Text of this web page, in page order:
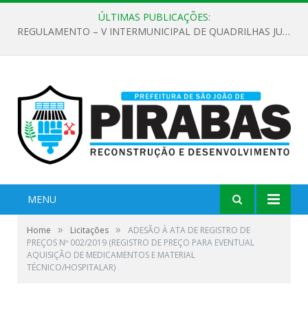
ÚLTIMAS PUBLICAÇÕES:
REGULAMENTO – V INTERMUNICIPAL DE QUADRILHAS JUNINAS 2026
MENU
Home » Licitações »
ADESÃO À ATA DE REGISTRO DE
PREÇOS Nº 002/2019 (REGISTRO DE PREÇO PARA EVENTUAL
AQUISIÇÃO DE MEDICAMENTOS E MATERIAL
TÉCNICO/HOSPITALAR)